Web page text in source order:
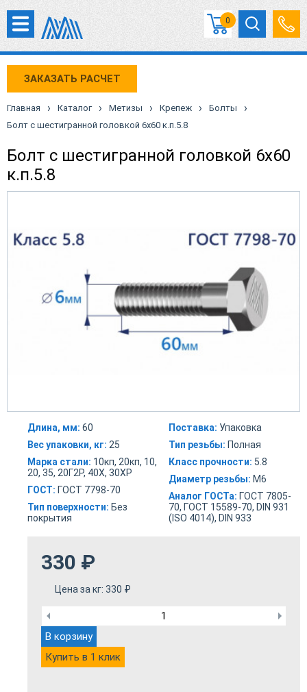
0
ЗАКАЗАТЬ РАСЧЕТ
Главная › Каталог › Метизы › Крепеж › Болты ›
Болт с шестигранной головкой 6х60 к.п.5.8
Болт с шестигранной головкой 6х60
к.п.5.8
Длина, мм: 60
Вес упаковки, кг: 25
Марка стали: 10кп, 20кп, 10,
20, 35, 20Г2Р, 40Х, 30ХР
ГОСТ: ГОСТ 7798-70
Тип поверхности: Без
покрытия
Поставка: Упаковка
Тип резьбы: Полная
Класс прочности: 5.8
Диаметр резьбы: М6
Аналог ГОСТа: ГОСТ 7805-
70, ГОСТ 15589-70, DIN 931
(ISO 4014), DIN 933
330 ₽
Цена за кг: 330 ₽
В корзину
Купить в 1 клик